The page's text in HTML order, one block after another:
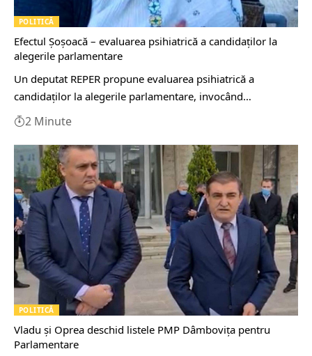
POLITICĂ
Efectul Șoșoacă – evaluarea psihiatrică a candidaţilor la
alegerile parlamentare
Un deputat REPER propune evaluarea psihiatrică a
candidaţilor la alegerile parlamentare, invocând…
2 Minute
POLITICĂ
Vladu și Oprea deschid listele PMP Dâmbovița pentru
Parlamentare